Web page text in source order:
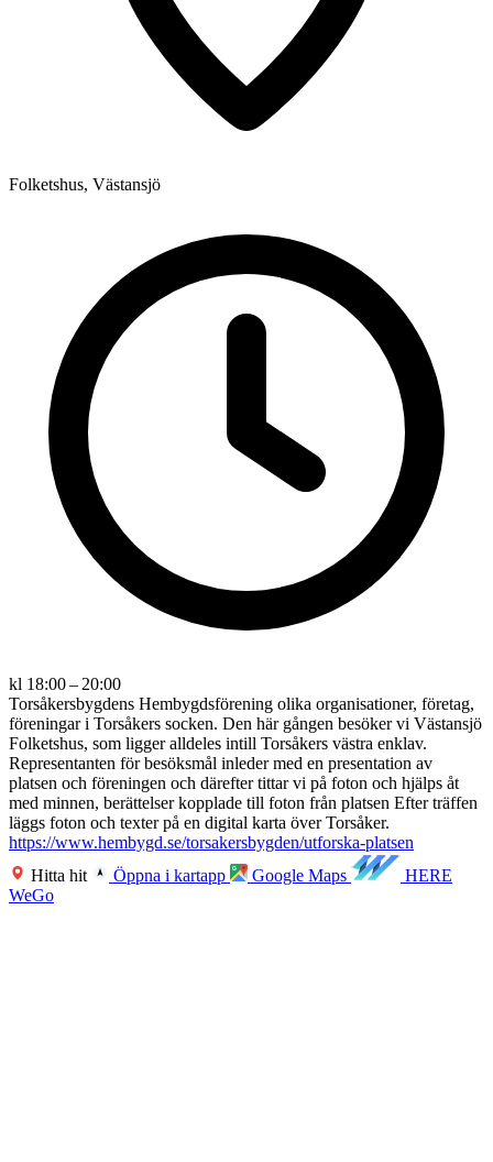
Folketshus, Västansjö
kl 18:00 – 20:00
Torsåkersbygdens Hembygdsförening olika organisationer, företag,
föreningar i Torsåkers socken. Den här gången besöker vi Västansjö
Folketshus, som ligger alldeles intill Torsåkers västra enklav.
Representanten för besöksmål inleder med en presentation av
platsen och föreningen och därefter tittar vi på foton och hjälps åt
med minnen, berättelser kopplade till foton från platsen Efter träffen
läggs foton och texter på en digital karta över Torsåker.
https://www.hembygd.se/torsakersbygden/utforska-platsen
Hitta hit
Öppna i kartapp Google Maps
HERE
WeGo